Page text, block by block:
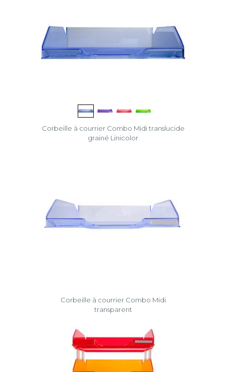
Corbeille à courrier Combo Midi translucide
grainé Linicolor
Corbeille à courrier Combo Midi
transparent